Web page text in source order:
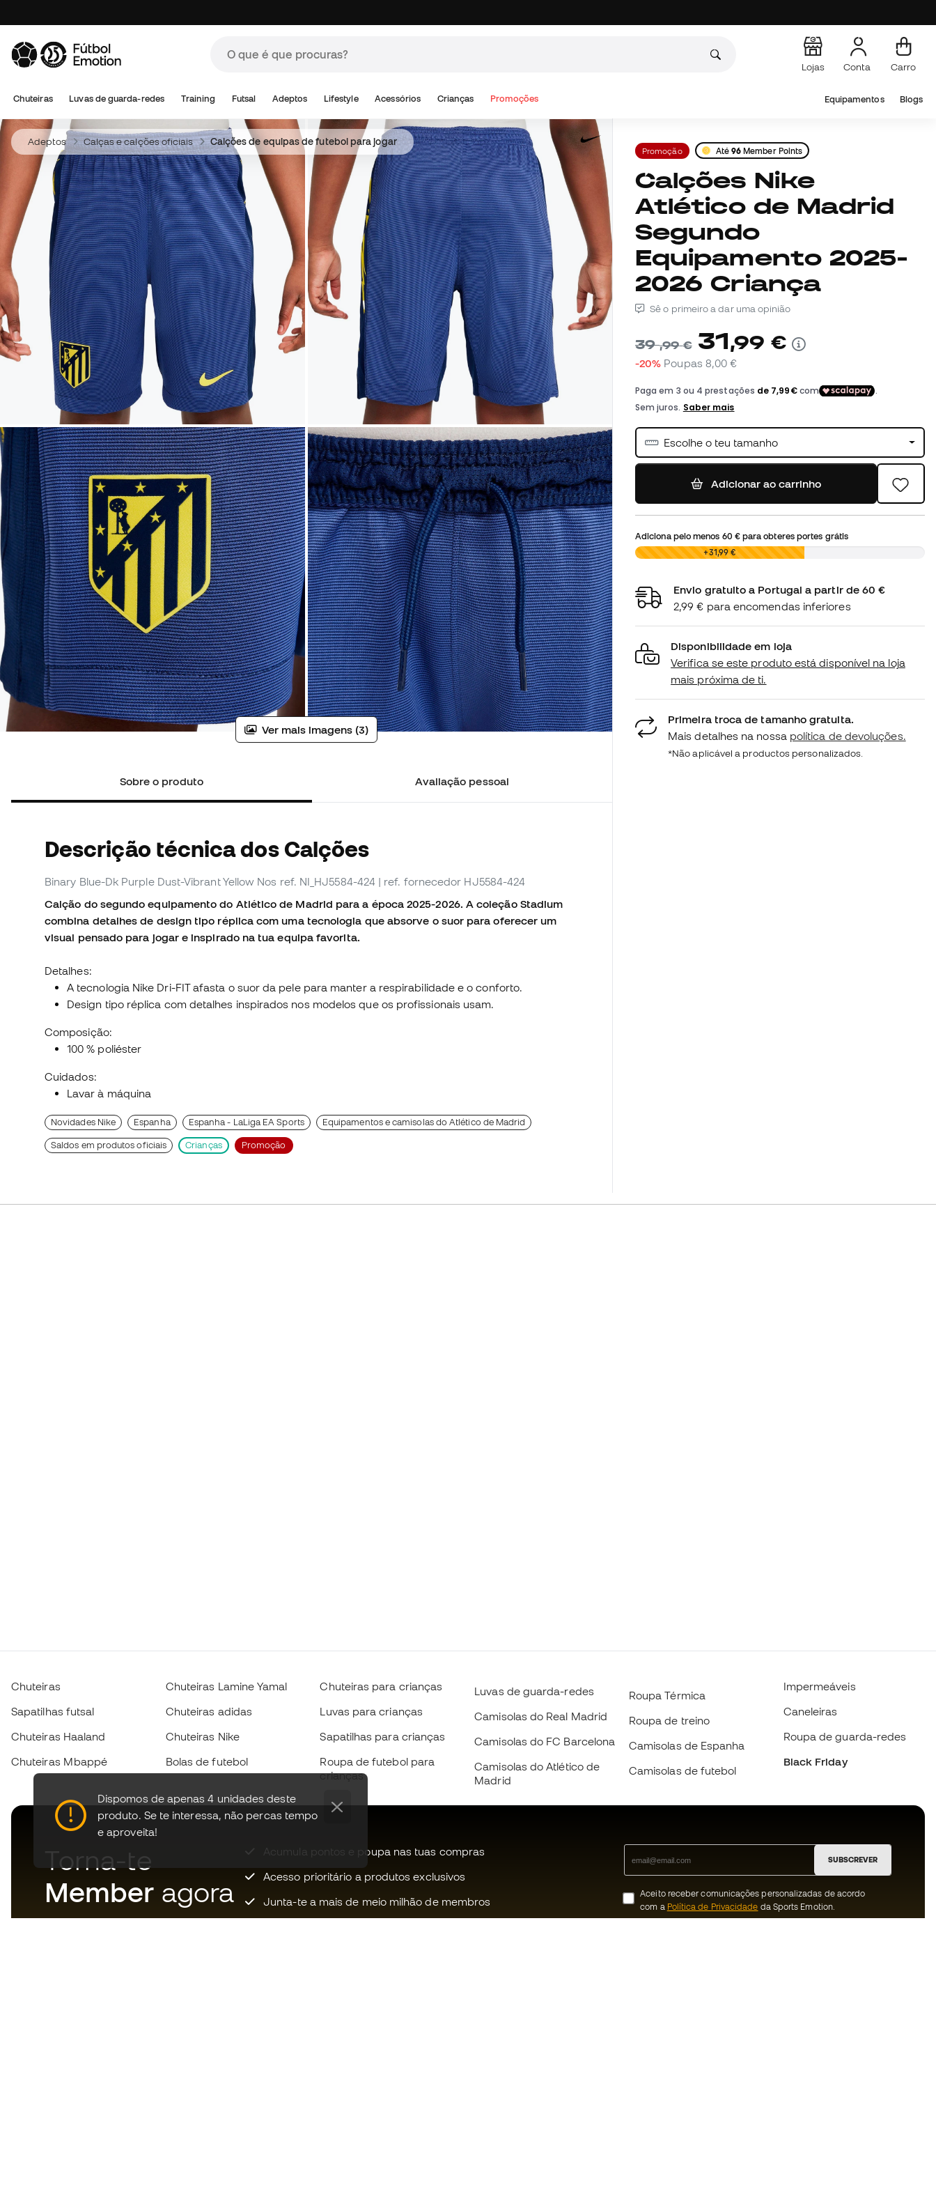
Lojas Conta Carro
Chuteiras Luvas de guarda-redes Training Futsal Adeptos Lifestyle Acessórios Crianças Promoções Equipamentos Blogs
Adeptos Calças e calções oficiais Calções de equipas de futebol para jogar
Ver mais imagens (3)
Sobre o produto Avaliação pessoal
Descrição técnica dos Calções
Binary Blue-Dk Purple Dust-Vibrant Yellow Nos ref. NI_HJ5584-424 | ref. fornecedor HJ5584-424
Calção do segundo equipamento do Atlético de Madrid para a época 2025-2026. A coleção Stadium
combina detalhes de design tipo réplica com uma tecnologia que absorve o suor para oferecer um
visual pensado para jogar e inspirado na tua equipa favorita.
Detalhes:
A tecnologia Nike Dri-FIT afasta o suor da pele para manter a respirabilidade e o conforto.
Design tipo réplica com detalhes inspirados nos modelos que os profissionais usam.
Composição:
100 % poliéster
Cuidados:
Lavar à máquina
Novidades Nike Espanha Espanha - LaLiga EA Sports Equipamentos e camisolas do Atlético de Madrid
Saldos em produtos oficiais Crianças Promoção
Promoção Até 96 Member Points
Calções Nike
Atlético de Madrid
Segundo
Equipamento 2025-
2026 Criança
Sê o primeiro a dar uma opinião
39,99 € 31,99 €
-20% Poupas 8,00 €
Escolhe o teu tamanho
Adicionar ao carrinho
Adiciona pelo menos 60 €para obteres portes grátis
0,00 € +31,99 €
Envio gratuito a Portugal a partir de 60 €
2,99 € para encomendas inferiores
Disponibilidade em loja
Verifica se este produto está disponível na loja
mais próxima de ti.
Primeira troca de tamanho gratuita.
Mais detalhes na nossa política de devoluções.
*Não aplicável a productos personalizados.
Dispomos de apenas 4 unidades deste
produto. Se te interessa, não percas tempo
e aproveita!
Chuteiras
Sapatilhas futsal
Chuteiras Haaland
Chuteiras Mbappé
Chuteiras Lamine Yamal
Chuteiras adidas
Chuteiras Nike
Bolas de futebol
Chuteiras para crianças
Luvas para crianças
Sapatilhas para crianças
Roupa de futebol para
crianças
Luvas de guarda-redes
Camisolas do Real Madrid
Camisolas do FC Barcelona
Camisolas do Atlético de
Madrid
Roupa Térmica
Roupa de treino
Camisolas de Espanha
Camisolas de futebol
Impermeáveis
Caneleiras
Roupa de guarda-redes
Black Friday
Torna-te
Member agora
Acumula pontos e poupa nas tuas compras
Acesso prioritário a produtos exclusivos
Junta-te a mais de meio milhão de membros
SUBSCREVER
Aceito receber comunicações personalizadas de acordo
com a Política de Privacidade da Sports Emotion.